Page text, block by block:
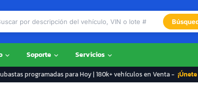
Soporte Servicios
programadas para Hoy | 180k+ vehículos en Venta -